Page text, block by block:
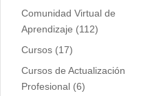
Comunidad Virtual de
Aprendizaje (112)
Cursos (17)
Cursos de Actualización
Profesional (6)